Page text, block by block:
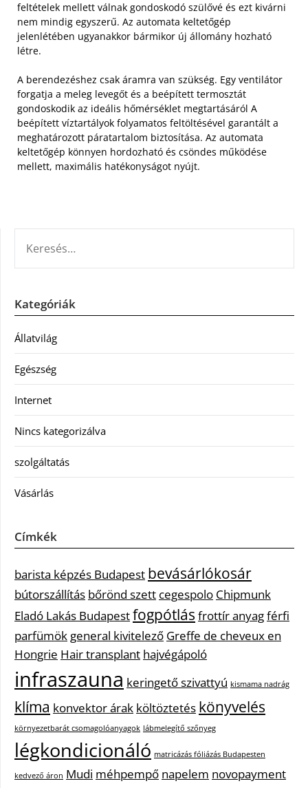
feltételek mellett válnak gondoskodó szülővé és ezt kivárni
nem mindig egyszerű. Az automata keltetőgép
jelenlétében ugyanakkor bármikor új állomány hozható
létre.
A berendezéshez csak áramra van szükség. Egy ventilátor
forgatja a meleg levegőt és a beépített termosztát
gondoskodik az ideális hőmérséklet megtartásáról A
beépített víztartályok folyamatos feltöltésével garantált a
meghatározott páratartalom biztosítása. Az automata
keltetőgép könnyen hordozható és csöndes működése
mellett, maximális hatékonyságot nyújt.
Kategóriák
Állatvilág
Egészség
Internet
Nincs kategorizálva
szolgáltatás
Vásárlás
Címkék
barista képzés Budapest bevásárlókosár
bútorszállítás bőrönd szett cegespolo Chipmunk
Eladó Lakás Budapestfogpótlás frottír anyagférfi
parfümök general kivitelező Greffe de cheveux en
Hongrie Hair transplant hajvégápoló
infraszauna keringető szivattyú kismama nadrág
klíma konvektor árak költöztetés könyvelés
környezetbarát csomagolóanyagok lábmelegítő szőnyeg
légkondicionáló matricázás fóliázás Budapesten
kedvező áron Mudi méhpempő napelem novopayment